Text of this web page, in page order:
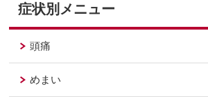
症状別メニュー
頭痛
めまい